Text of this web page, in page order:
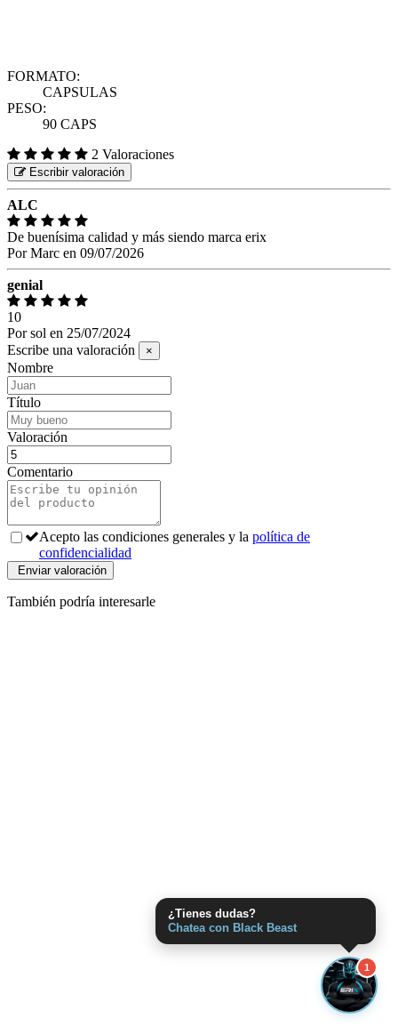
FORMATO:
CAPSULAS
PESO:
90 CAPS
2 Valoraciones
Escribir valoración
ALC
De buenísima calidad y más siendo marca erix
PorMarc en 09/07/2026
genial
10
Porsol en 25/07/2024
Escribe una valoración
×
Nombre
Título
Valoración
Comentario
Acepto las condiciones generales y la política de
confidencialidad
También podría interesarle
¿Tienes dudas?
Chatea con Black Beast
1